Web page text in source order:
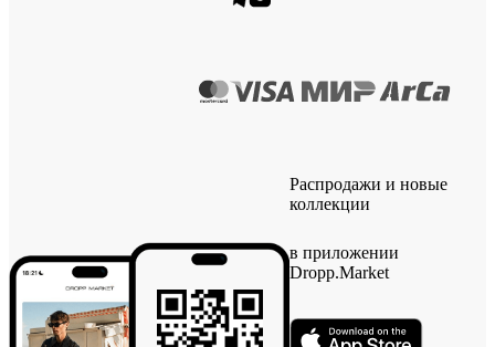
Распродажи и новые
коллекции
в приложении
Dropp.Market